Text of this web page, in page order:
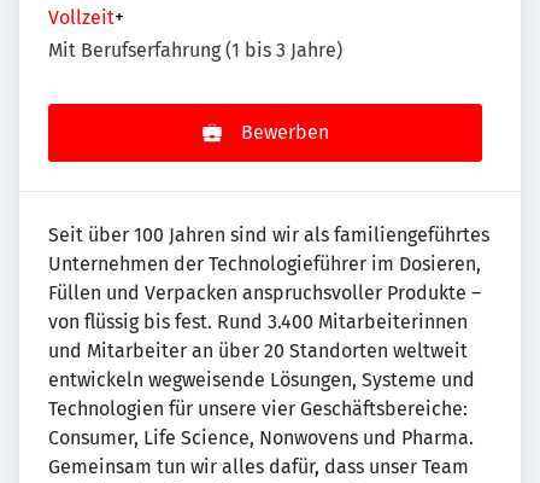
Vollzeit+
Mit Berufserfahrung (1 bis 3 Jahre)
Bewerben
Seit über 100 Jahren sind wir als familiengeführtes
Unternehmen der Technologieführer im Dosieren,
Füllen und Verpacken anspruchsvoller Produkte –
von flüssig bis fest. Rund 3.400 Mitarbeiterinnen
und Mitarbeiter an über 20 Standorten weltweit
entwickeln wegweisende Lösungen, Systeme und
Technologien für unsere vier Geschäftsbereiche:
Consumer, Life Science, Nonwovens und Pharma.
Gemeinsam tun wir alles dafür, dass unser Team